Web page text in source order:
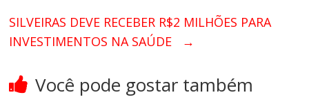
SILVEIRAS DEVE RECEBER R$2 MILHÕES PARA
INVESTIMENTOS NA SAÚDE
→
Você pode gostar também